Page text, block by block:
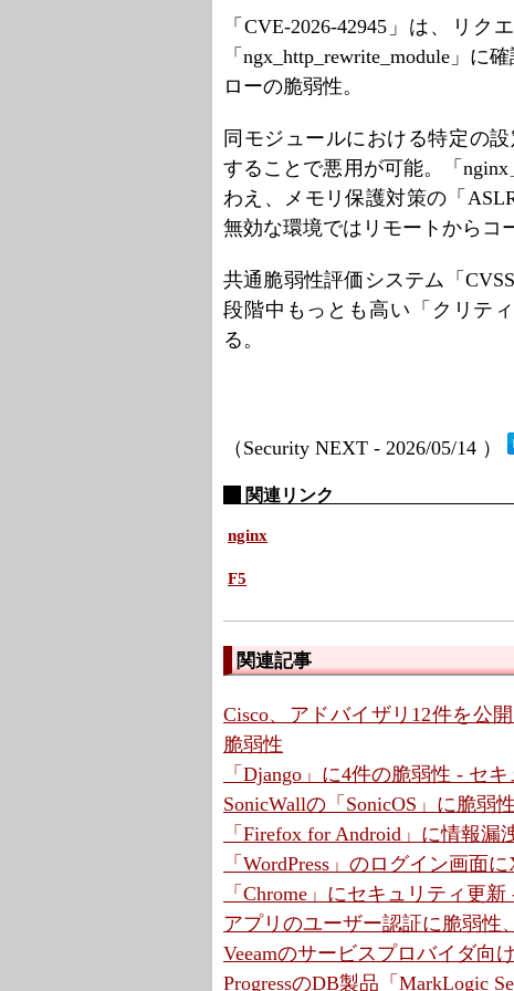
「CVE-2026-42945」は、リ
「ngx_http_rewrite_module」
ローの脆弱性。
同モジュールにおける特定の
することで悪用が可能。「
わえ、メモリ保護対策の「
無効な環境ではリモートからコ
共通脆弱性評価システム「
段階中もっとも高い「クリテ
る。
（Security NEXT - 2026/05/14 ）
関連リンク
nginx
F5
関連記事
Cisco、アドバイザリ12件を公
脆弱性
「Django」に4件の脆弱性 - セ
SonicWallの「SonicOS」に脆弱
「Firefox for Android」に情報
「WordPress」のログイン画面
「Chrome」にセキュリティ更
アプリのユーザー認証に脆弱性
Veeamのサービスプロバイダ向
ProgressのDB製品「MarkLogic